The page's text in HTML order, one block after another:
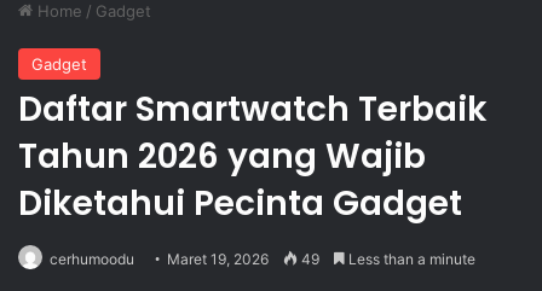
Home / Gadget
Gadget
Daftar Smartwatch Terbaik
Tahun 2026 yang Wajib
Diketahui Pecinta Gadget
cerhumoodu Maret 19, 2026 49 Less than a minute